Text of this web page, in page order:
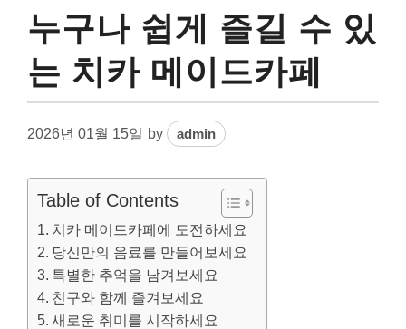
누구나 쉽게 즐길 수 있
는 치카 메이드카페
2026년 01월 15일 by admin
Table of Contents
치카 메이드카페에 도전하세요
당신만의 음료를 만들어보세요
특별한 추억을 남겨보세요
친구와 함께 즐겨보세요
새로운 취미를 시작하세요